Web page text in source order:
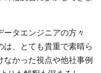
タエンジニアの方々
は、とても貴重で素晴ら
なかった視点や他社事例